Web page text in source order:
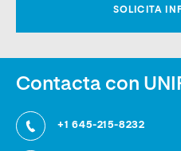
Contacta con
+1 645-215-8232